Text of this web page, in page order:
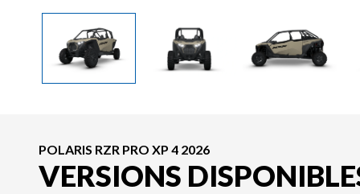
POLARIS RZR PRO XP 4 2026
VERSIONS